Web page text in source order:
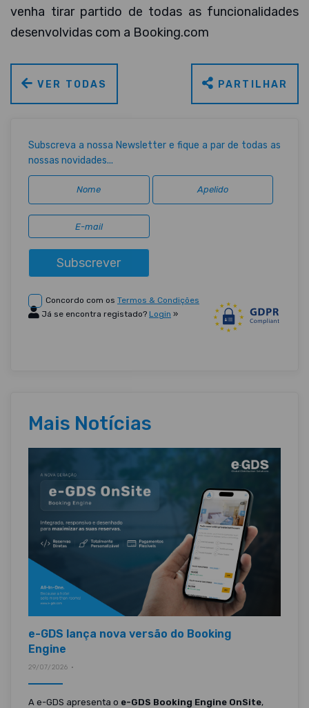
venha tirar partido de todas as funcionalidades
desenvolvidas com a Booking.com
VER TODAS PARTILHAR
Subscreva a nossa Newsletter e fique a par de todas as
nossas novidades...
Subscrever
Concordo com os Termos & Condições
Já se encontra registado? Login »
Mais Notícias
e-GDS lança nova versão do Booking
Engine
29/07/2026 •
A e-GDS apresenta o e-GDS Booking Engine OnSite,